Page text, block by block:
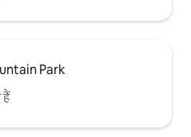
Park
हैं